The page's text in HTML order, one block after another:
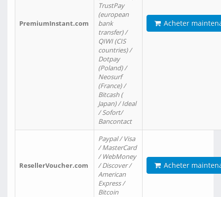
PremiumInstant.com
TrustPay
(european
bank
transfer) /
QIWI (CIS
countries) /
Dotpay
(Poland) /
Neosurf
(France) /
Bitcash (
Japan) / Ideal
/ Sofort/
Bancontact
Acheter
ResellerVoucher.com
Paypal / Visa
/ MasterCard
/ WebMoney
/ Discover /
American
Express /
Bitcoin
Acheter